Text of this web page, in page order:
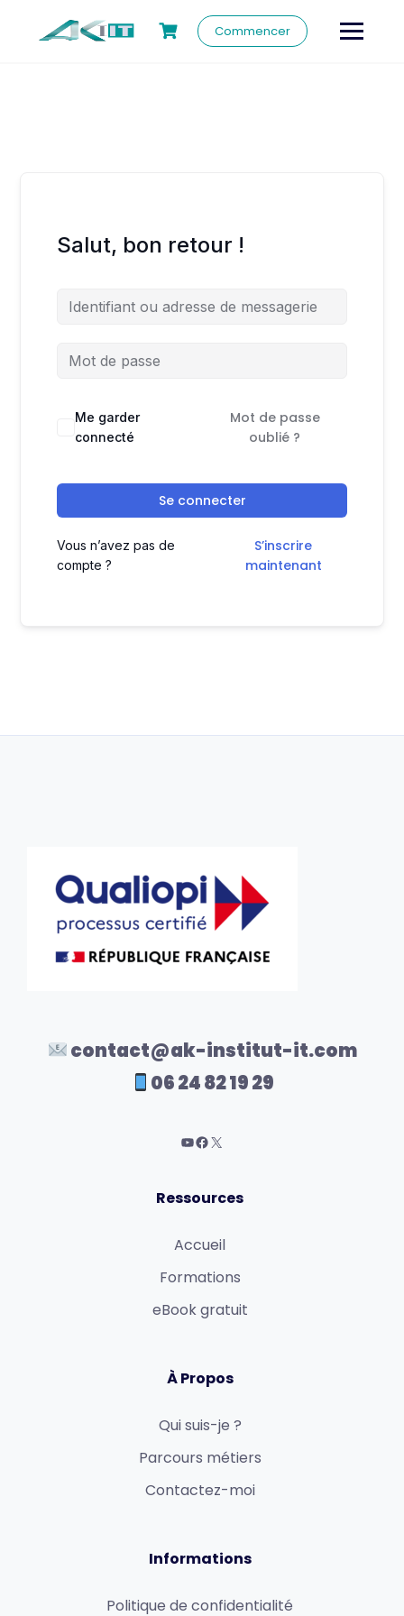
Commencer
Salut, bon retour !
Me garder
connecté
Mot de passe
oublié ?
Se connecter
Vous n’avez pas de
compte ?
S’inscrire
maintenant
contact@ak-institut-it.com
06 24 82 19 29
Ressources
Accueil
Formations
eBook gratuit
À Propos
Qui suis-je ?
Parcours métiers
Contactez-moi
Informations
Politique de confidentialité